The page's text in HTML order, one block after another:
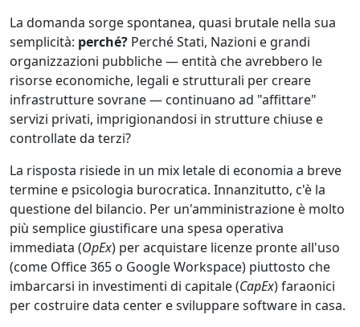
La domanda sorge spontanea, quasi brutale nella sua
semplicità: perché? Perché Stati, Nazioni e grandi
organizzazioni pubbliche — entità che avrebbero le
risorse economiche, legali e strutturali per creare
infrastrutture sovrane — continuano ad "affittare"
servizi privati, imprigionandosi in strutture chiuse e
controllate da terzi?
La risposta risiede in un mix letale di economia a breve
termine e psicologia burocratica. Innanzitutto, c'è la
questione del bilancio. Per un'amministrazione è molto
più semplice giustificare una spesa operativa
immediata (OpEx) per acquistare licenze pronte all'uso
(come Office 365 o Google Workspace) piuttosto che
imbarcarsi in investimenti di capitale (CapEx) faraonici
per costruire data center e sviluppare software in casa.